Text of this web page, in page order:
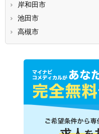
岸和田市
池田市
高槻市